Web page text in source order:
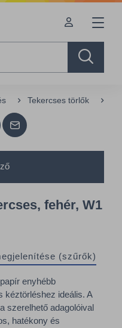
Tekercses törlők
fehér, W1
(szűrők)
enyhébb
kéztörléshez ideális. A
szerelhető adagolóival
hatékony és